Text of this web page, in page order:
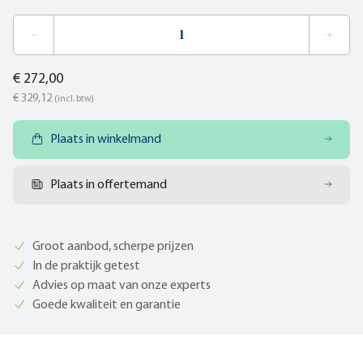
€ 272,00
€ 329,12 (incl. btw)
Plaats in winkelmand
Plaats in offertemand
Groot aanbod, scherpe prijzen
In de praktijk getest
Advies op maat van onze experts
Goede kwaliteit en garantie